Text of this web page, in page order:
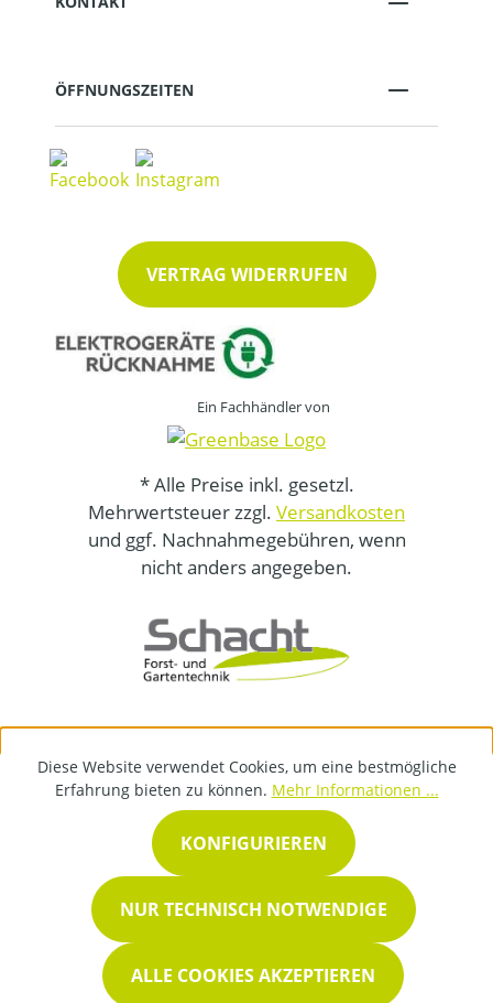
ÖFFNUNGSZEITEN
VERTRAG WIDERRUFEN
Ein Fachhändler von
* Alle Preise inkl. gesetzl.
Mehrwertsteuer zzgl. Versandkosten
und ggf. Nachnahmegebühren, wenn
nicht anders angegeben.
Diese Website verwendet Cookies, um eine bestmögliche
Erfahrung bieten zu können. Mehr Informationen ...
NUR TECHNISCH NOTWENDIGE
KONFIGURIEREN
ALLE COOKIES AKZEPTIEREN